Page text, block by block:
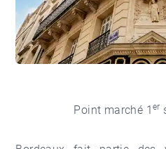
Point marché 1er